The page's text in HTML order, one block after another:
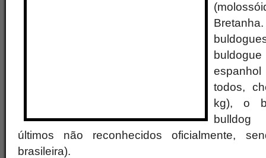
todos,
kg), o
bulldog
últimos não reconhecidos oficialmente,
brasileira).